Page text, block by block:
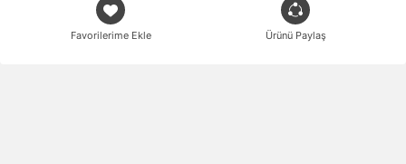
Favorilerime Ekle Ürünü Paylaş